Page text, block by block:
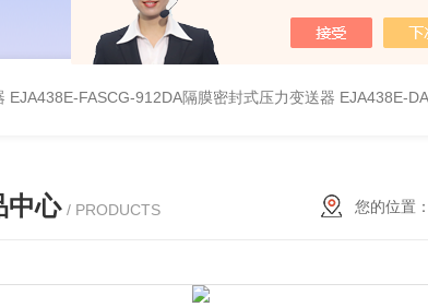
EJA438E-FASCG-912DA隔膜密封式压力变送器 EJA438E-DASCJ-
中心 / PRODUCTS 您的位置：